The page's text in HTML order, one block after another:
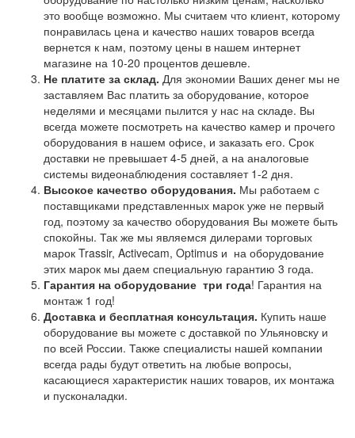
это вообще возможно. Мы считаем что клиент, которому
понравилась цена и качество наших товаров всегда
вернется к нам, поэтому цены в нашем интернет
магазине на 10-20 процентов дешевле.
Не платите за склад. Для экономии Ваших денег мы не
заставляем Вас платить за оборудование, которое
неделями и месяцами пылится у нас на складе. Вы
всегда можете посмотреть на качество камер и прочего
оборудования в нашем офисе, и заказать его. Срок
доставки не превышает 4-5 дней, а на аналоговые
системы видеонаблюдения составляет 1-2 дня.
Высокое качество оборудования. Мы работаем с
поставщиками представленных марок уже не первый
год, поэтому за качество оборудования Вы можете быть
спокойны. Так же мы являемся дилерами торговых
марок Trassir, Activecam, Optimus и на оборудование
этих марок мы даем специальную гарантию 3 года.
Гарантия на оборудование три года! Гарантия на
монтаж 1 год!
Доставка и бесплатная консультация. Купить наше
оборудование вы можете с доставкой по Ульяновску и
по всей России. Также специалисты нашей компании
всегда рады будут ответить на любые вопросы,
касающиеся характеристик наших товаров, их монтажа
и пусконаладки.